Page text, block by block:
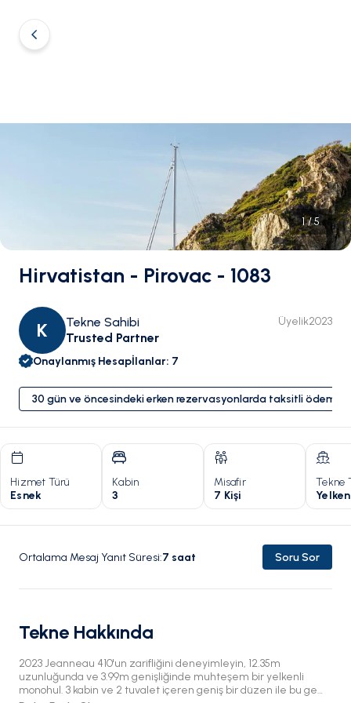
1/5
Hirvatistan - Pirovac - 1083
K
Tekne Sahibi
Trusted Partner
Üyelik2023
Onaylanmış Hesapİlanlar: 7
30 gün ve öncesindeki erken rezervasyonlarda taksitli ödeme
Hizmet Türü
Esnek
Kabin
3
Misafir
7 Kişi
Tekne
Ortalama Mesaj Yanıt Süresi:7 saat Soru Sor
Tekne Hakkında
2023 Jeanneau 410'un zarifliğini deneyimleyin, 12.35m
uzunluğunda ve 3.99m genişliğinde muhteşem bir yelkenli
monohul. 3 kabin ve 2 tuvalet içeren geniş bir düzen ile bu gemi